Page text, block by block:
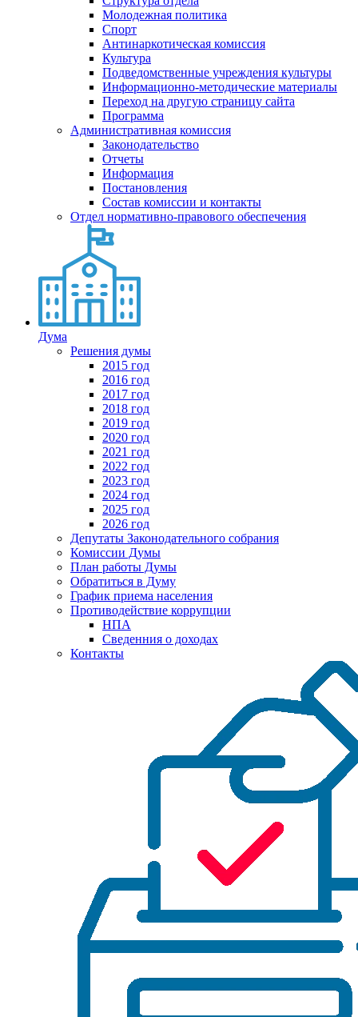
Молодежная политика
Спорт
Антинаркотическая комиссия
Культура
Подведомственные учреждения культуры
Информационно-методические материалы
Переход на другую страницу сайта
Программа
Административная комиссия
Законодательство
Отчеты
Информация
Постановления
Состав комиссии и контакты
Отдел нормативно-правового обеспечения
Дума
Решения думы
2015 год
2016 год
2017 год
2018 год
2019 год
2020 год
2021 год
2022 год
2023 год
2024 год
2025 год
2026 год
Депутаты Законодательного собрания
Комиссии Думы
План работы Думы
Обратиться в Думу
График приема населения
Противодействие коррупции
НПА
Сведенния о доходах
Контакты